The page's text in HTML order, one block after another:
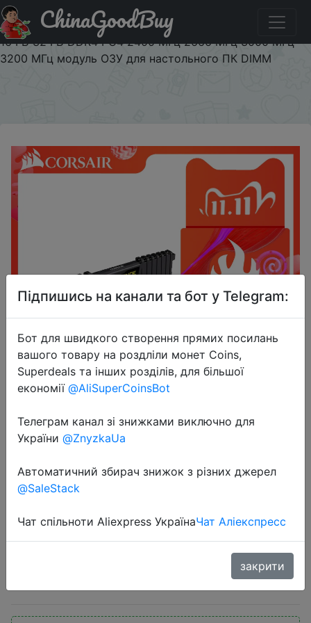
Паридбати з промокодом chinagoodbuy1111all300
CORSAIR Vengeance оперативная память LPX 4 ГБ 8 ГБ
16 ГБ 32 ГБ DDR4 PC4 2400 МГц 2666 МГц 3000 МГц
3200 МГц модуль ОЗУ для настольного ПК DIMM
ChinaGoodBuy
2020-10-30
CORSAIR Vengeance оперативная
память LPX 4 ГБ 8 ГБ 16 ГБ 32 ГБ
DDR4 PC4 2400 МГц 2666 МГц
для настольного ПК DIMM
Підпишись на канали та бот у Telegram:
Бот для швидкого створення прямих посилань
вашого товару на роздліли монет Coins,
Superdeals та інших розділів, для більшої
економії @AliSuperCoinsBot
Телеграм канал зі знижками виключно для
України @ZnyzkaUa
Автоматичний збирач знижок з різних джерел
@SaleStack
Чат спільноти Aliexpress УкраїнаЧат Аліекспресс
закрити